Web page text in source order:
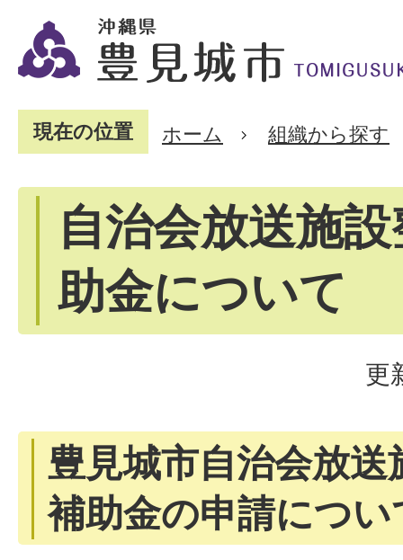
現在の位置 ホーム 組織から探す
自治会放送施
助金について
更
豊見城市自治会放送
補助金の申請につい